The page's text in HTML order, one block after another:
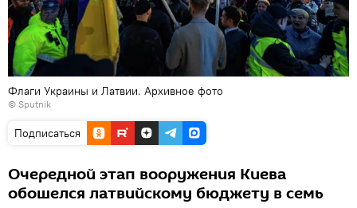
Флаги Украины и Латвии. Архивное фото
© Sputnik
Подписаться
Очередной этап вооружения Киева
обошелся латвийскому бюджету в семь